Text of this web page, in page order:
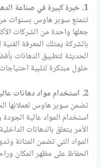
1. خبرة كبيرة في صناعة الدهانات والصبغ
تتمتع سوبر هاوس بسنوات
جعلها واحدة من الشركات
بالشركة يمتلك المعرفة
الحديثة لتطبيق الدهانات
حلول مبتكرة لتلبية
2. استخدام مواد دهانات عالية الجودة
تضمن سوبر هاوس
استخدام المواد عالية الجودة
الأمر يتعلق بالدهانات
المواد التي تضمن المتانة
الحفاظ على مظهر المكان